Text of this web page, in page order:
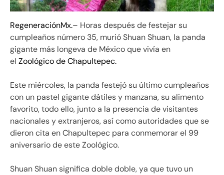
RegeneraciónMx.– Horas después de festejar su
cumpleaños número 35, murió Shuan Shuan, la panda
gigante más longeva de México que vivía en
el Zoológico de Chapultepec.
Este miércoles, la panda festejó su último cumpleaños
con un pastel gigante dátiles y manzana, su alimento
favorito, todo ello, junto a la presencia de visitantes
nacionales y extranjeros, así como autoridades que se
dieron cita en Chapultepec para conmemorar el 99
aniversario de este Zoológico.
Shuan Shuan significa doble doble, ya que tuvo un